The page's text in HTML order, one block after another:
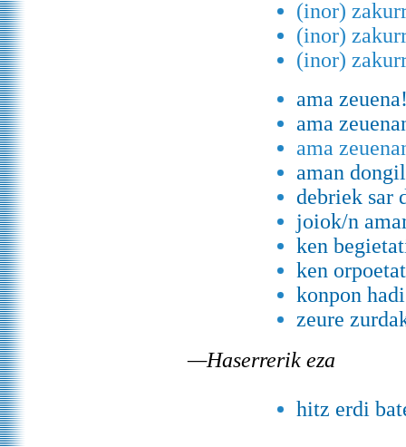
(inor)
(inor)
(inor)
ama
ama
ama
aman
debriek sar
joiok/n
ken
ken
konpon
zeure
—Haserrerik eza
hitz erdi